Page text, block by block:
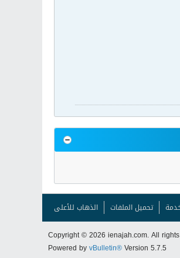
تحميل الملفات الذهاب للأعلى
Copyright © 2026 ienajah.com. All
Powered byvBulletin®Version 5.7.5